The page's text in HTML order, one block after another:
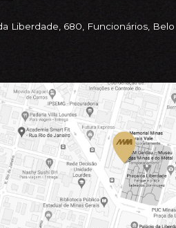
Liberdade, 680, Funcionários,